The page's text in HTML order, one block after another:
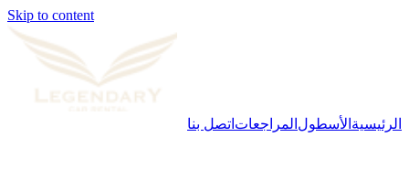
Skip to content
الرئيسية الأسطول المراجعات اتصل بنا